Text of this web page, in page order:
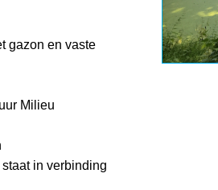
gazon en vaste
Milieu
in verbinding